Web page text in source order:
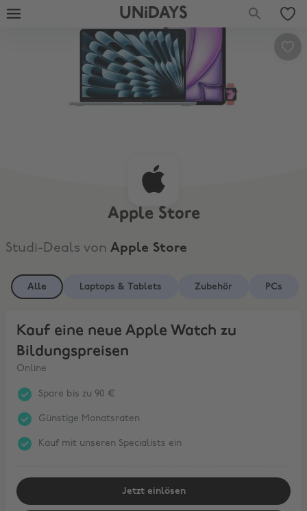
UNiDAYS
Apple Store
Studi-Deals von Apple Store
Alle Laptops & Tablets Zubehör PCs
Kauf eine neue Apple Watch zu
Bildungspreisen
Online
Spare bis zu 90 €
Günstige Monatsraten
Kauf mit unseren Specialists ein
Jetzt einlösen